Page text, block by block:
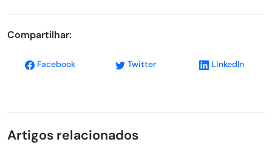
Compartilhar:
Facebook Twitter LinkedIn
Artigos relacionados